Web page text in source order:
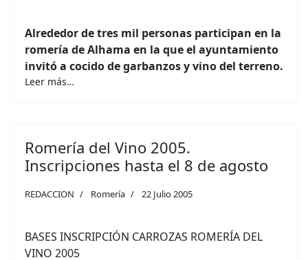
Alrededor de tres mil personas participan en la
romería de Alhama en la que el ayuntamiento
invitó a cocido de garbanzos y vino del terreno.
Leer más…
Romería del Vino 2005.
Inscripciones hasta el 8 de agosto
REDACCION Romería 22 Julio 2005
BASES INSCRIPCIÓN CARROZAS ROMERÍA DEL
VINO 2005